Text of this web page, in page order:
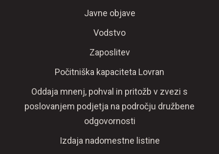
Javne objave
Vodstvo
Zaposlitev
Počitniška kapaciteta Lovran
Oddaja mnenj, pohval in pritožb v zvezi s
poslovanjem podjetja na področju družbene
odgovornosti
Izdaja nadomestne listine